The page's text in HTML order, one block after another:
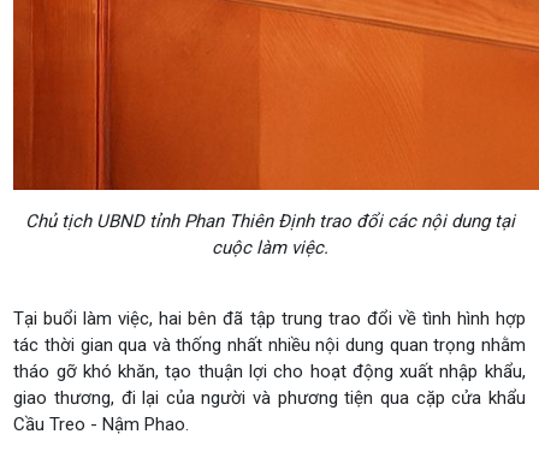
Chủ tịch UBND tỉnh Phan Thiên Định trao đổi các nội dung tại
cuộc làm việc.
Tại buổi làm việc, hai bên đã tập trung trao đổi về tình hình hợp
tác thời gian qua và thống nhất nhiều nội dung quan trọng nhằm
tháo gỡ khó khăn, tạo thuận lợi cho hoạt động xuất nhập khẩu,
giao thương, đi lại của người và phương tiện qua cặp cửa khẩu
Cầu Treo - Nậm Phao.